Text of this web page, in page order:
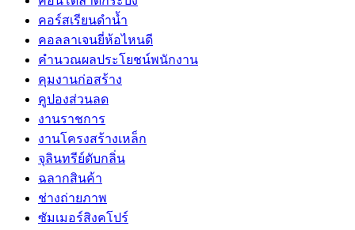
คอร์สเรียนดำน้ำ
คอลลาเจนยี่ห้อไหนดี
คำนวณผลประโยชน์พนักงาน
คุมงานก่อสร้าง
คูปองส่วนลด
งานราชการ
งานโครงสร้างเหล็ก
จุลินทรีย์ดับกลิ่น
ฉลากสินค้า
ช่างถ่ายภาพ
ซัมเมอร์สิงคโปร์